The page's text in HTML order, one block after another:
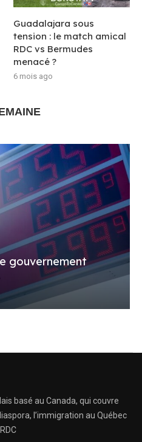
Guadalajara sous
tension : le match amical
RDC vs Bermudes
menacé ?
6 mois ago
gouvernement
basé au Canada, qui couvre
l’immigration au Québec